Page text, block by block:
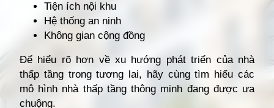
Tiện ích nội khu
Hệ thống an ninh
Không gian cộng đồng
Để hiểu rõ hơn về xu hướng phát triển của nhà
thấp tầng trong tương lai, hãy cùng tìm hiểu các
mô hình nhà thấp tầng thông minh đang được ưa
chuộng.